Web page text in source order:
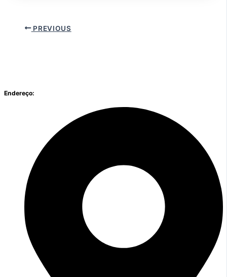
PREVIOUS
Endereço: